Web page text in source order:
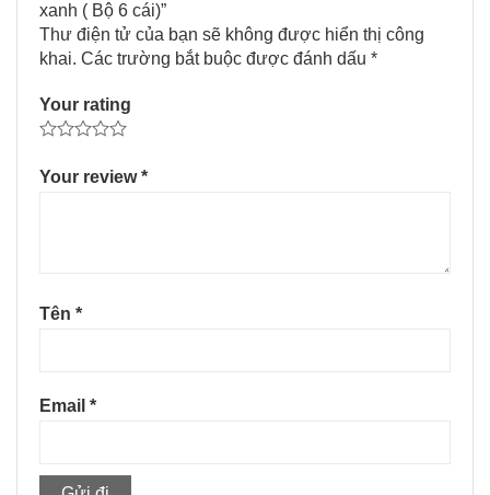
xanh ( Bộ 6 cái)”
Thư điện tử của bạn sẽ không được hiển thị công
khai. Các trường bắt buộc được đánh dấu *
Your rating
Your review*
Tên *
Email *